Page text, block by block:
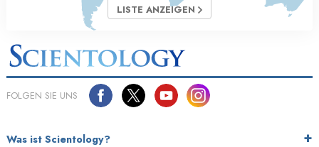
LISTE ANZEIGEN
FOLGEN SIE UNS
Was ist Scientology?